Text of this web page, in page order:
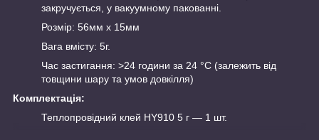
закручується, у вакуумному пакованні.
Розмір: 56мм х 15мм
Вага вмісту: 5г.
Час застигання: >24 години за 24 °C (залежить від
товщини шару та умов довкілля)
Комплектація:
Теплопровідний клей HY910 5 г — 1 шт.